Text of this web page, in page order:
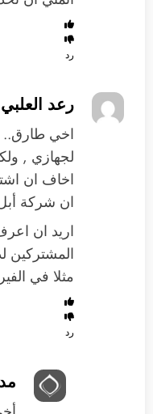
رد
رعد العلبي
اخي طارق..
لجهازي ,
اخاف ان
ان شركة
اريد ان
المشتركين
مثلا في
رد